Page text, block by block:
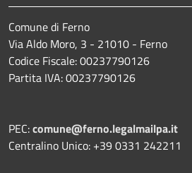
Comune di Ferno
Via Aldo Moro, 3 - 21010 - Ferno
Codice Fiscale: 00237790126
Partita IVA: 00237790126
PEC:comune@ferno.legalmailpa.it
Centralino Unico: +39 0331 242211